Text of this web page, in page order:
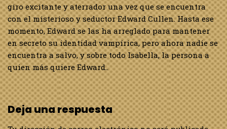
giro excitante y aterrador una vez que se encuentra
con el misterioso y seductor Edward Cullen. Hasta ese
momento, Edward se las ha arreglado para mantener
en secreto su identidad vampírica, pero ahora nadie se
encuentra a salvo, y sobre todo Isabella, la persona a
quien más quiere Edward..
Deja una respuesta